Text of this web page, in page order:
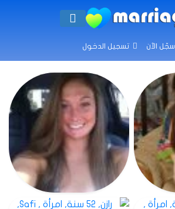
سجّل الآن تسجيل الدخول